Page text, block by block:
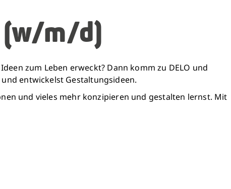
m/d)
zum Leben erweckt? Dann komm zu DELO und
entwickelst Gestaltungsideen.
und vieles mehr konzipieren und gestalten lernst. Mit